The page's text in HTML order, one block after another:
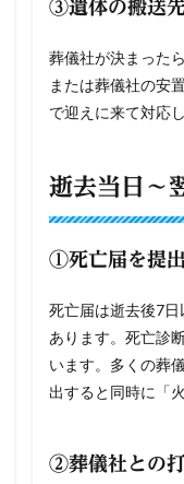
③遺体の搬送
葬儀社が決まった
または葬儀社の安
で迎えに来て対応
逝去当日〜
①死亡届を提出
死亡届は逝去後7
あります。死亡診
います。多くの葬
出すると同時に「
②葬儀社との